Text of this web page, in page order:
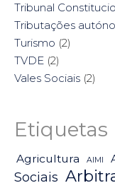
Tribunal
Tributações
Turismo (2)
TVDE (2)
Vales Sociais (2)
Etiquetas
Agricultura AIMI
Sociais